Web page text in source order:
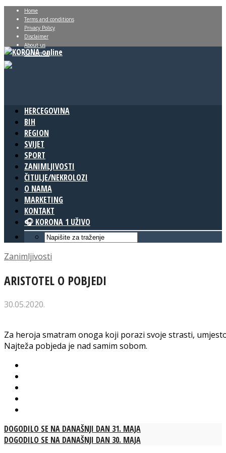
Home
Terms and conditions
Privacy Policy
Disclaimer
About us
Contact us
HERCEGOVINA
BIH
REGION
SVIJET
SPORT
ZANIMLJIVOSTI
ČITULJE/NEKROLOZI
O NAMA
MARKETING
KONTAKT
🎧 KORONA 1 UŽIVO
Zanimljivosti
ARISTOTEL O POBJEDI
30.05.2020.
Za heroja smatram onoga koji porazi svoje strasti,
Najteža pobjeda je nad samim sobom.
DOGODILO SE NA DANAŠNJI DAN 31. MAJA
DOGODILO SE NA DANAŠNJI DAN 30. MAJA